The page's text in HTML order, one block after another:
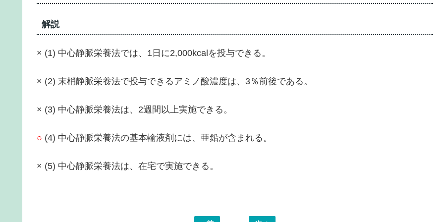
解説
× (1) 中心静脈栄養法では、1日に2,000kcalを投与できる。
× (2) 末梢静脈栄養法で投与できるアミノ酸濃度は、3％前後である。
× (3) 中心静脈栄養法は、2週間以上実施できる。
○ (4) 中心静脈栄養法の基本輸液剤には、亜鉛が含まれる。
× (5) 中心静脈栄養法は、在宅で実施できる。